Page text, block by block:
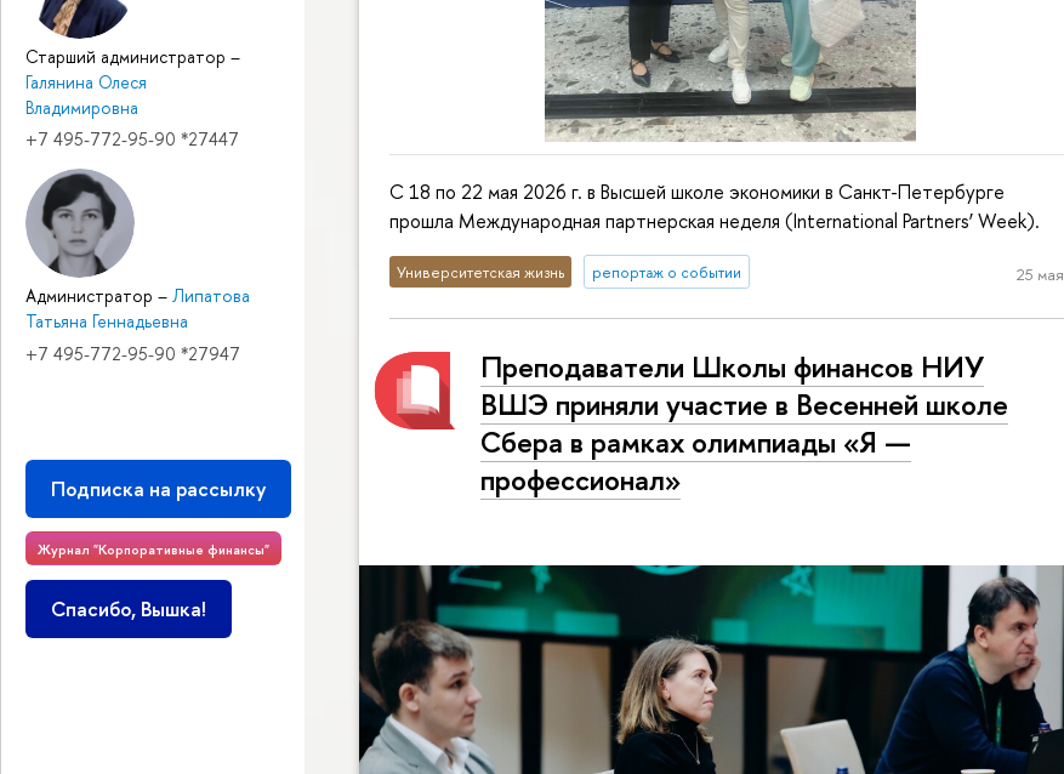
Старший администратор –
Галянина Олеся
Владимировна
+7 495-772-95-90 *27447
Администратор – Липатова
Татьяна Геннадьевна
+7 495-772-95-90 *27947
Подписка на рассылку
Журнал "Корпоративные финансы"
Спасибо, Вышка!
С 18 по 22 мая 2026 г. в Высшей школе экономики в Санкт-Петербурге
прошла Международная партнерская неделя (International Partners’ Week).
Университетская жизнь репортаж о событии 25 мая
Преподаватели Школы финансов НИУ
ВШЭ приняли участие в Весенней школе
Сбера в рамках олимпиады «Я —
профессионал»